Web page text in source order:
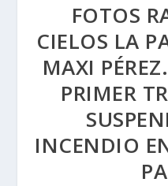
FOTOS
CIELOS LA
MAXI
PRIMER
INCENDIO